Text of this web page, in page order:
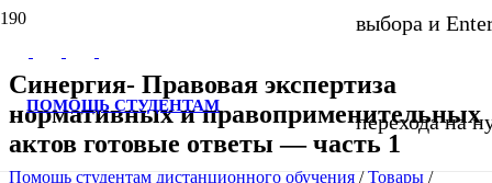
ПОМОЩЬ СТУДЕНТАМ
выбора и
перехода на
Синергия- Правовая экспертиза
нормативных и правоприменительных
актов готовые ответы — часть 1
Помощь студентам дистанционного обучения /Товары /